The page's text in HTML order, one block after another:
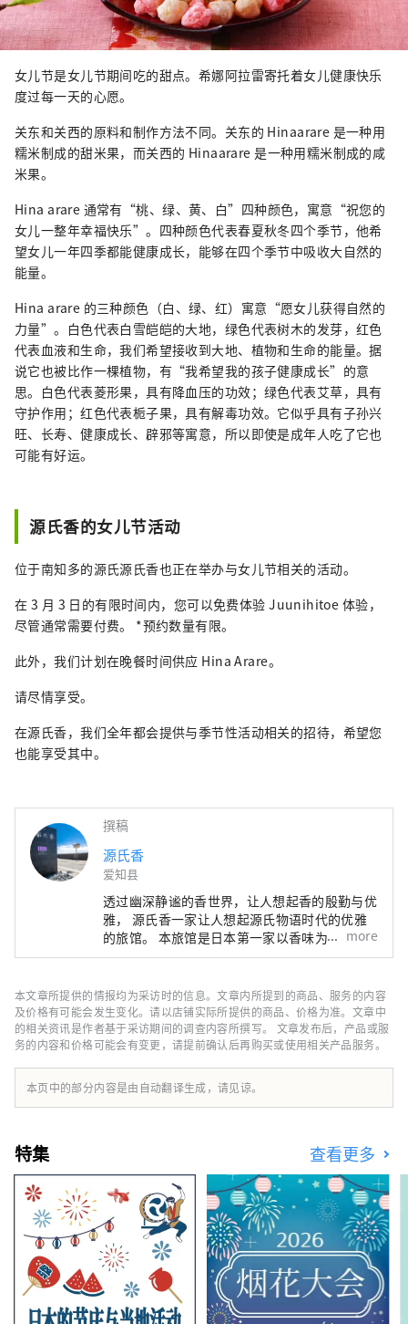
女儿节是女儿节期间吃的甜点。希娜阿拉雷寄托着女儿健康快乐
度过每一天的心愿。
关东和关西的原料和制作方法不同。关东的 Hinaarare 是一种用
糯米制成的甜米果，而关西的 Hinaarare 是一种用糯米制成的咸
米果。
Hina arare 通常有“桃、绿、黄、白”四种颜色，寓意“祝您的
女儿一整年幸福快乐”。四种颜色代表春夏秋冬四个季节，他希
望女儿一年四季都能健康成长，能够在四个季节中吸收大自然的
能量。
Hina arare 的三种颜色（白、绿、红）寓意“愿女儿获得自然的
力量”。白色代表白雪皑皑的大地，绿色代表树木的发芽，红色
代表血液和生命，我们希望接收到大地、植物和生命的能量。据
说它也被比作一棵植物，有“我希望我的孩子健康成长”的意
思。白色代表菱形果，具有降血压的功效；绿色代表艾草，具有
守护作用；红色代表栀子果，具有解毒功效。它似乎具有子孙兴
旺、长寿、健康成长、辟邪等寓意，所以即使是成年人吃了它也
可能有好运。
源氏香的女儿节活动
位于南知多的源氏源氏香也正在举办与女儿节相关的活动。
在 3 月 3 日的有限时间内，您可以免费体验 Juunihitoe 体验，
尽管通常需要付费。 *预约数量有限。
此外，我们计划在晚餐时间供应 Hina Arare。
请尽情享受。
在源氏香，我们全年都会提供与季节性活动相关的招待，希望您
也能享受其中。
撰稿
源氏香
爱知县
透过幽深静谧的香世界，让人想起香的殷勤与优
雅， 源氏香一家让人想起源氏物语时代的优雅
的旅馆。 本旅馆是日本第一家以香味为主题的
日式旅馆。 唤醒被遗忘的心灵平静。 您的房间
more
本文章所提供的情报均为采访时的信息。文章内所提到的商品、服务的内容
及价格有可能会发生变化。请以店铺实际所提供的商品、价格为准。文章中
的相关资讯是作者基于采访期间的调查内容所撰写。 文章发布后，产品或服
务的内容和价格可能会有变更，请提前确认后再购买或使用相关产品服务。
本页中的部分内容是由自动翻译生成，请见谅。
特集 查看更多